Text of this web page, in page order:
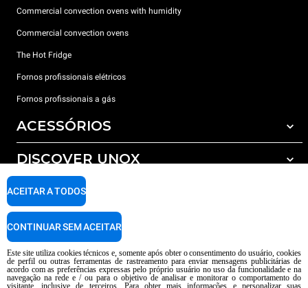
Commercial convection ovens with humidity
Commercial convection ovens
The Hot Fridge
Fornos profissionais elétricos
Fornos profissionais a gás
ACESSÓRIOS
Todos os acessórios
Detergents for automatic washing
Detergents for manual washing
Water treatment with resin filters
Reverse osmosis water treatment
DISCOVER UNOX
Os nossos escritórios no mundo
SUPPORT
Garantia Unox
Encontre os Revendedores
Encontre os Centros Service
AI Content Disclaimer
Privacy policy Cookie policy
Este site utiliza cookies técnicos e, somente após obter o consentimento do usuário, cookies
de perfil ou outras ferramentas de rastreamento para enviar mensagens publicitárias de
acordo com as preferências expressas pelo próprio usuário no uso da funcionalidade e na
navegação na rede e / ou para o objetivo de analisar e monitorar o comportamento do
visitante, inclusive de terceiros. Para obter mais informações e personalizar suas
ACEITAR A TODOS
CONTINUAR SEM ACEITAR